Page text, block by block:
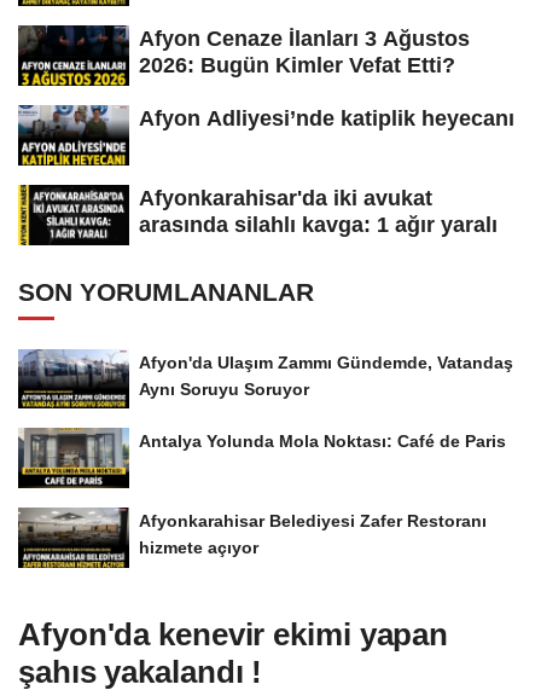
Afyon Cenaze İlanları 3 Ağustos
2026: Bugün Kimler Vefat Etti?
Afyon Adliyesi’nde katiplik heyecanı
Afyonkarahisar'da iki avukat
arasında silahlı kavga: 1 ağır yaralı
SON YORUMLANANLAR
Afyon'da Ulaşım Zammı Gündemde, Vatandaş
Aynı Soruyu Soruyor
Antalya Yolunda Mola Noktası: Café de Paris
Afyonkarahisar Belediyesi Zafer Restoranı
hizmete açıyor
Afyon'da kenevir ekimi yapan
şahıs yakalandı !